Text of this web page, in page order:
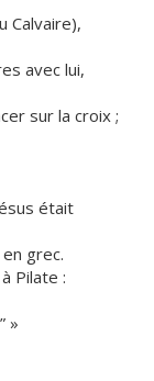
Calvaire),
avec lui,
sur la croix ;
était
grec.
Pilate :
»